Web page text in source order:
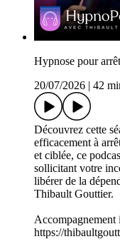
Hypnose pour
20/07/2026
42
Découvrez cette
efficacement à
et ciblée, ce
sollicitant votre
libérer de la
Thibault Gouttier.
https://